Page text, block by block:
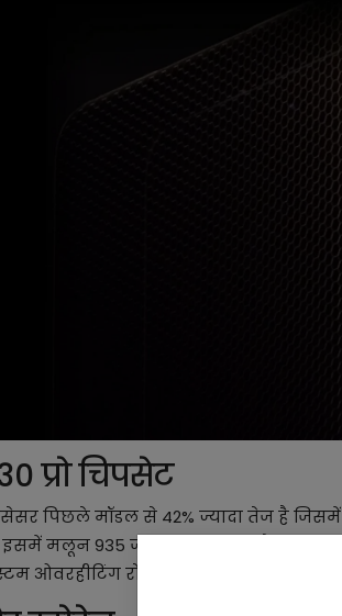
प्रो चिपसेट
पिछले मॉडल से 42% ज्यादा तेज है
इसमें मलून 935 जीपीयू दिया गया है जो
ओवरहीटिंग रोकती है।